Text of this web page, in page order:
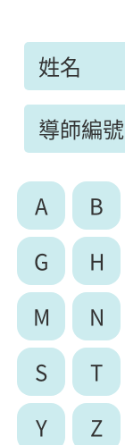
姓名
導師編號
A B
G
H
M
N
S
T
Y
Z